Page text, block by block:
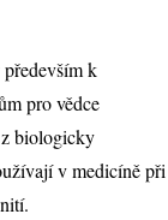
k
pro vědce
biologicky
v medicíně při